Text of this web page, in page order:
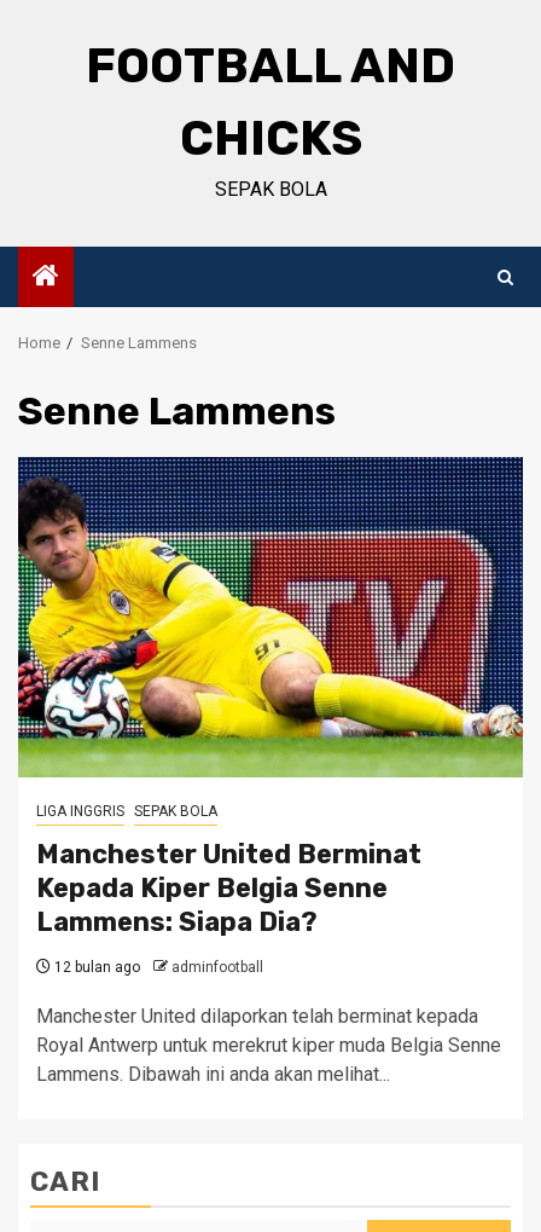
FOOTBALL AND
CHICKS
SEPAK BOLA
Home Senne Lammens
Senne Lammens
LIGA INGGRIS SEPAK BOLA
Manchester United Berminat
Kepada Kiper Belgia Senne
Lammens: Siapa Dia?
12 bulan ago adminfootball
Manchester United dilaporkan telah berminat kepada
Royal Antwerp untuk merekrut kiper muda Belgia Senne
Lammens. Dibawah ini anda akan melihat...
CARI